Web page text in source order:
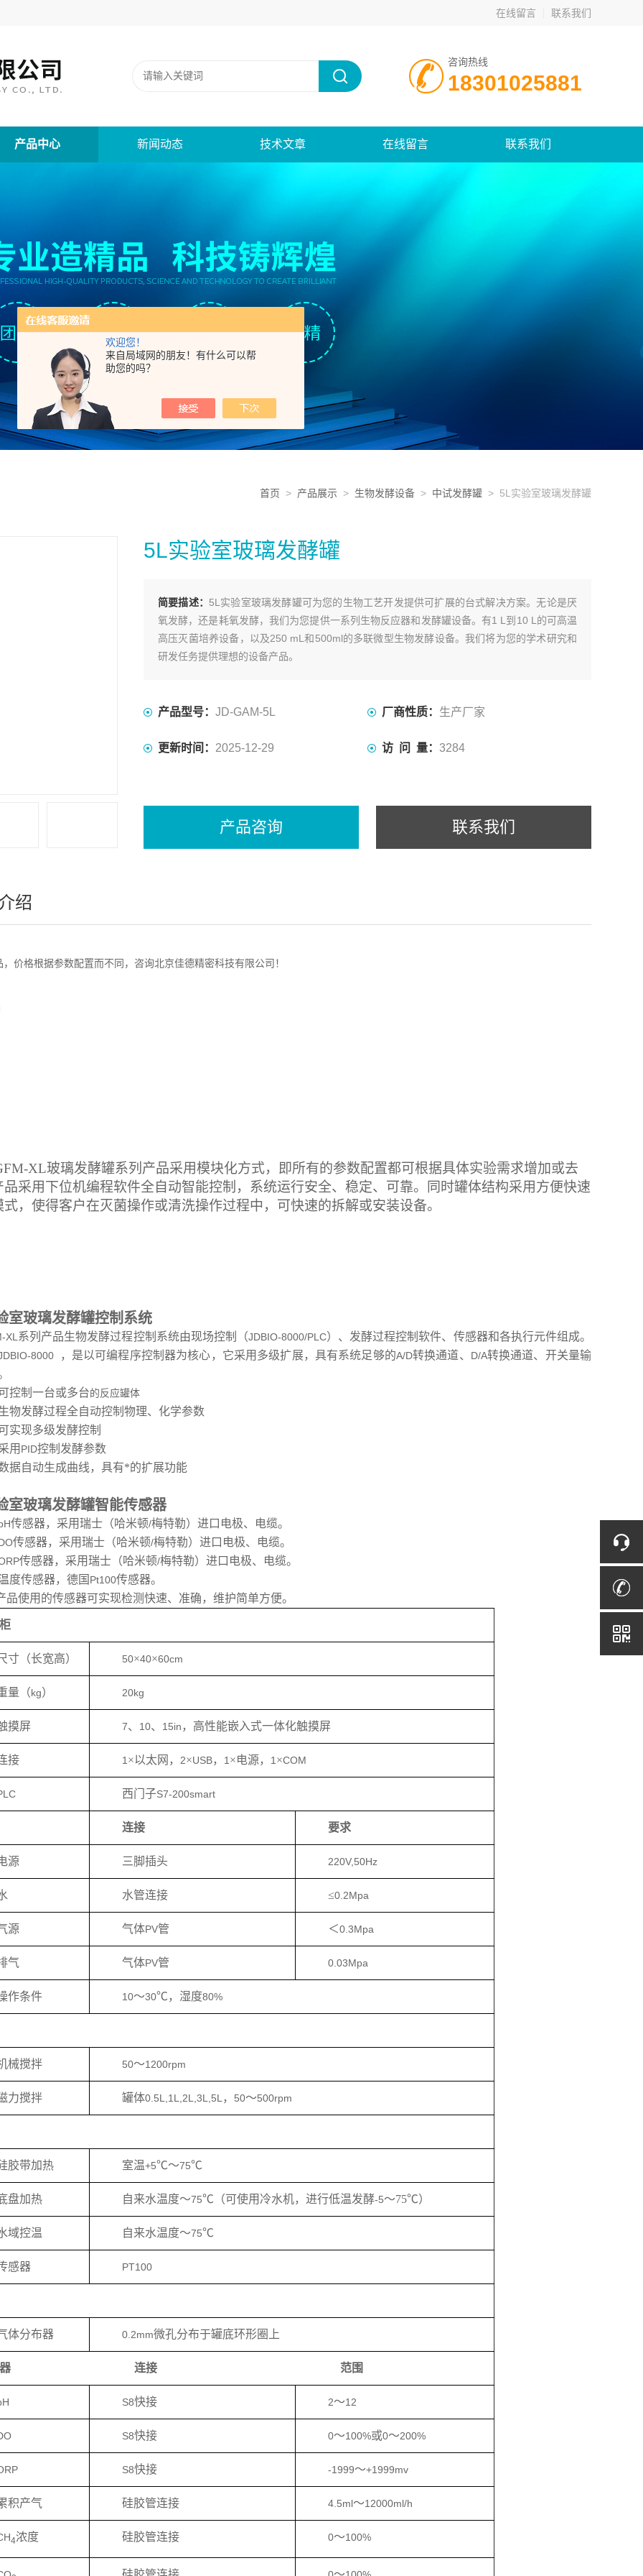
欢迎您！
来自局域网的朋友！有什么可以帮
助您的吗？
在线留言 联系我们
咨询热线
18301025881
产品中心 新闻动态 技术文章 在线留言 联系我们
首页 > 产品展示 > 生物发酵设备 > 中试发酵罐 > 5L实验室玻璃发酵罐
5L实验室玻璃发酵罐
简要描述： 5L实验室玻璃发酵罐可为您的生物工艺开发提供可扩展的台式解决方案。无论是厌
氧发酵，还是耗氧发酵，我们为您提供一系列生物反应器和发酵罐设备。有1 L到10 L的可高温
高压灭菌培养设备，以及250 mL和500ml的多联微型生物发酵设备。我们将为您的学术研究和
研发任务提供理想的设备产品。
产品型号： JD-GAM-5L 厂商性质： 生产厂家
更新时间： 2025-12-29 访 问 量： 3284
产品咨询 联系我们
绍
，价格根据参数配置而不同，咨询北京佳德精密科技有限公司！
XL玻璃发酵罐系列产品采用模块化方式，即所有的参数配置都可根据具体实验需求增加或去
品采用下位机编程软件全自动智能控制，系统运行安全、稳定、可靠。同时罐体结构采用方便快速
式，使得客户在灭菌操作或清洗操作过程中，可快速的拆解或安装设备。
室玻璃发酵罐控制系统
XL 系列产品生物发酵过程控制系统由现场控制（JDBIO-8000/PLC）、发酵过程控制软件、传感器和各执行元件组成。
8000 ，是以可编程序控制器为核心，它采用多级扩展，具有系统足够的A/D转换通道、 D/A转换通道、开关量输
控制一台或多台的反应罐体
物发酵过程全自动控制物理、化学参数
实现多级发酵控制
用 PID控制发酵参数
据自动生成曲线， 具有*的扩展功能
室玻璃发酵罐智能传感器
传感器，采用瑞士（哈米顿/梅特勒）进口电极、电缆。
传感器，采用瑞士（哈米顿/梅特勒）进口电极、电缆。
传感器，采用瑞士（哈米顿/梅特勒）进口电极、电缆。
度传感器，德国 Pt100传感器。
品使用的传感器可实现检测快速、准确，维护简单方便。
寸（长宽高） 50×40×60cm
量（kg） 20kg
摸屏 7、 10、 15in ，高性能嵌入式一体化触摸屏
接 1 ×以太网， 2×USB， 1 ×电源， 1 ×COM
西门子S7-200smart
连接 要求
源 三脚插头 220V,50Hz
水管连接 ≤0.2Mpa
源 气体PV管 ＜0.3Mpa
气 气体PV管 0.03Mpa
作条件 10～30℃，湿度80%
械搅拌 50～1200rpm
力搅拌 罐体0.5L,1L,2L,3L,5L ， 50～500rpm
胶带加热 室温+5℃～75℃
盘加热 自来水温度～75℃（可使用冷水机，进行低温发酵-5～75℃）
域控温 自来水温度～75℃
感器 PT100
体分布器 0.2mm微孔分布于罐底环形圈上
连接 范围
S8快接 2～12
S8快接 0～100%或0～200%
S8快接 -1999～+1999mv
积产气 硅胶管连接 4.5ml～12000ml/h
4浓度 硅胶管连接 0～100%